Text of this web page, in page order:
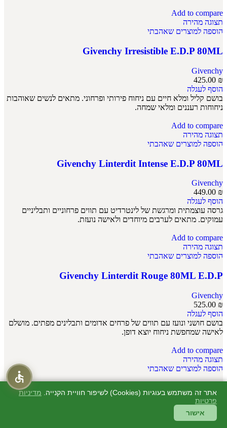
Add to compare
תצוגה מהירה
הוספה למוצרים שאהבתי
Givenchy Irresistible E.D.P 80ML
Givenchy
425.00 ₪
הוסף לעגלה
בושם קליל ומלא חיים עם ניחוח פירותי ופרחוני. מתאים לנשים שאוהבות
ניחוחות רעננים ומלאי שמחה.
Add to compare
תצוגה מהירה
הוספה למוצרים שאהבתי
Givenchy Linterdit Intense E.D.P 80ML
Givenchy
449.00 ₪
הוסף לעגלה
גרסה עוצמתית ומרגשת של לינטרדיט עם תווים פרחוניים ותבליניים
עמוקים. מתאים לערבים מיוחדים ולאישה נועזת.
Add to compare
תצוגה מהירה
הוספה למוצרים שאהבתי
Givenchy Linterdit Rouge 80ML E.D.P
Givenchy
525.00 ₪
הוסף לעגלה
בושם חושני ונועז עם תווים של פרחים אדומים ותבלינים מפתים. מושלם
לאישה שמחפשת ניחוח יוצא דופן.
Add to compare
תצוגה מהירה
הוספה למוצרים שאהבתי
Organza By Givenchy E.D.P 100ML
Givenchy
299.00
אתר זה משתמש בעוגיות (Cookies) לשיפור חוויית הקנייה.
מדיניות
פרטיות
אישור